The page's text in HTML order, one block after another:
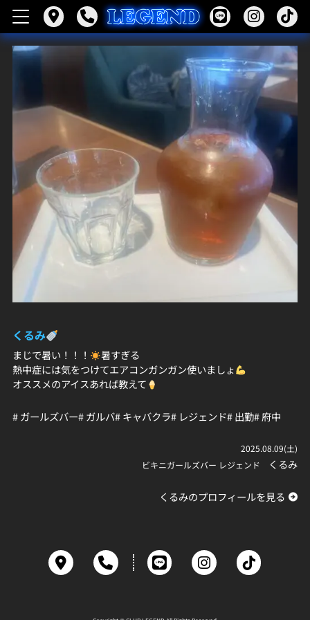
くるみ
まじで暑い！！！
暑すぎる
熱中症には気をつけてエアコンガンガン使いましょ
オススメのアイスあれば教えて‪
# ガールズバー# ガルバ# キャバクラ# レジェンド# 出勤# 府中
2025.08.09(土)
ビキニガールズバー レジェンド
くるみ
くるみのプロフィールを見る